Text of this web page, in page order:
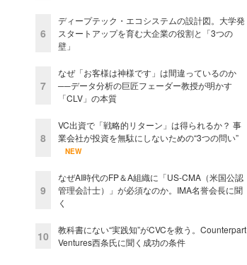
6
ディープテック・エコシステムの設計図。大学発
スタートアップを育む大企業の役割と「3つの
壁」
7
なぜ「お客様は神様です」は間違っているのか
──データ分析の巨匠フェーダー教授が明かす
「CLV」の本質
8
VC出資で「戦略的リターン」は得られるか？ 事
業会社が投資を無駄にしないための“3つの問い”
NEW
9
なぜAI時代のFP＆A組織に「US-CMA（米国公認
管理会計士）」が必須なのか。IMA名誉会長に聞
く
10
教科書にない“実践知”がCVCを救う。Counterpart
Ventures西条氏に聞く成功の条件